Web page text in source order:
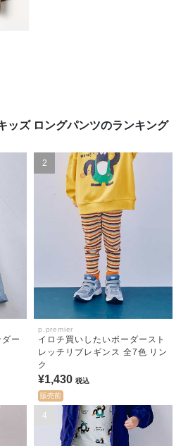
ッズ ロングパンツのランキング
ー
2
p.premier
イロチ買いしたいボーダースト
レッチリブレギンス 全7色 リン
ク
¥1,430 税込
販売前
4